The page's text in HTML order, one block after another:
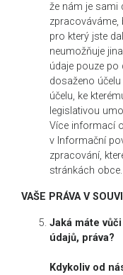
že nám je sami
zpracováváme,
pro který jste
neumožňuje
údaje pouze
dosaženo
účelu, ke
legislativou
Více informací
v Informační
zpracování,
stránkách obce.
VAŠE PRÁVA V
Jaká máte
údajů, práva?
Kdykoliv od